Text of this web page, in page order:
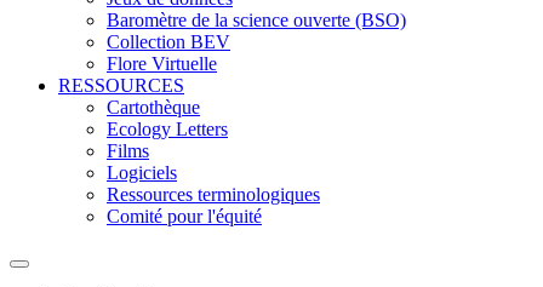
Baromètre de la science ouverte (BSO)
Collection BEV
Flore Virtuelle
RESSOURCES
Cartothèque
Ecology Letters
Films
Logiciels
Ressources terminologiques
Comité pour l'équité